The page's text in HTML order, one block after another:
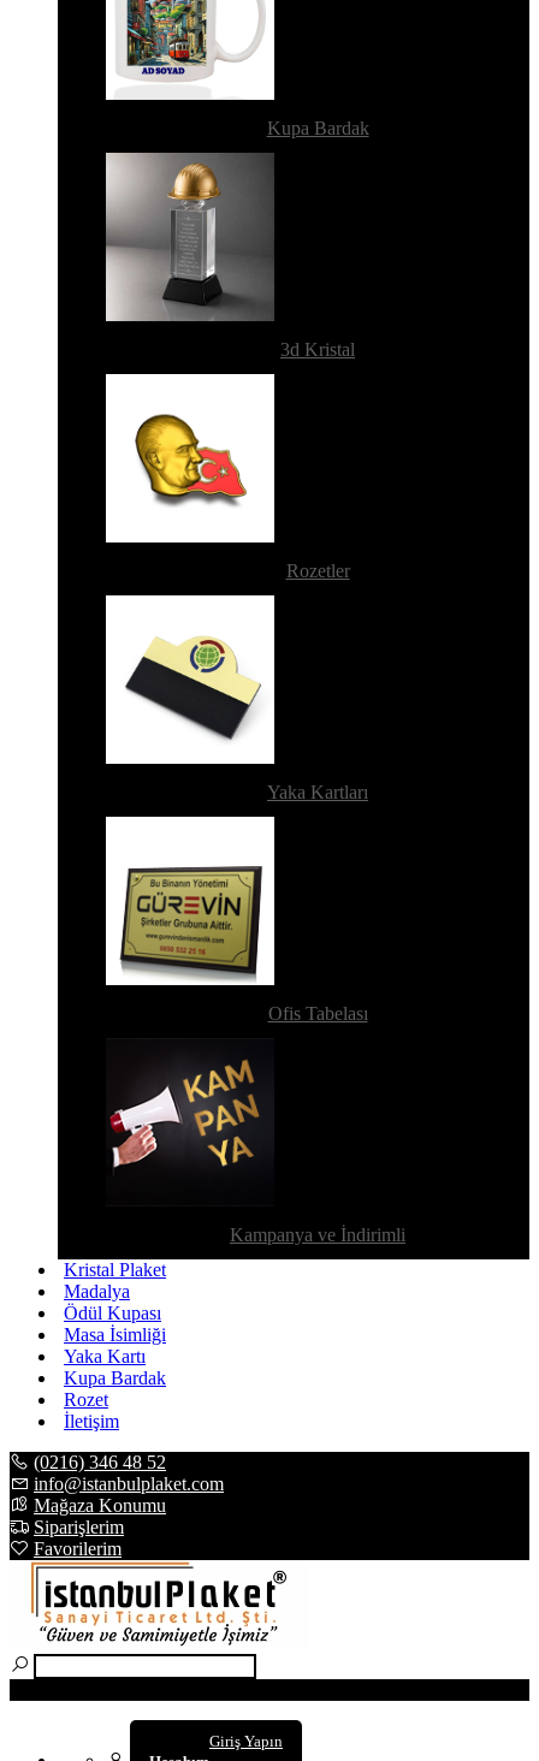
Kupa Bardak
3d Kristal
Rozetler
Yaka Kartları
Ofis Tabelası
Kampanya ve İndirimli
Kristal Plaket
Madalya
Ödül Kupası
Masa İsimliği
Yaka Kartı
Kupa Bardak
Rozet
İletişim
(0216) 346 48 52
info@istanbulplaket.com
Mağaza Konumu
Siparişlerim
Favorilerim
Giriş Yapın